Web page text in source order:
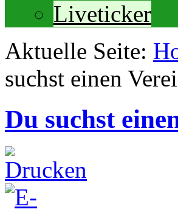
Liveticker
Aktuelle Seite:
suchst einen
Du suchst